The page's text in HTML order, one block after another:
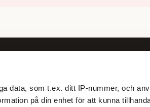
data, som t.ex. ditt IP-nummer, och
på din enhet för att kunna
Facebook